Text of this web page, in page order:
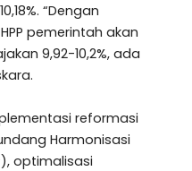
“Dengan
pemerintah akan
9,92-10,2%, ada
reformasi
Harmonisasi
optimalisasi